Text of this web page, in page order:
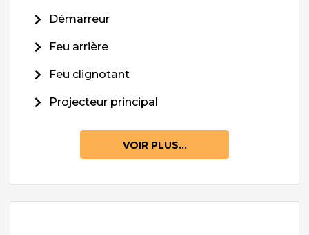
Démarreur
Feu arrière
Feu clignotant
Projecteur principal
VOIR PLUS...